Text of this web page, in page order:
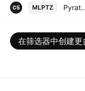
MLPTZ
在筛选器中创建更